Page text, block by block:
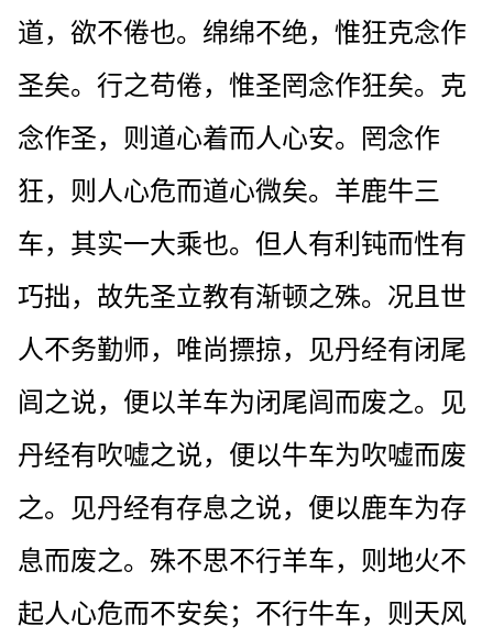
道，欲不倦也。绵绵不绝，惟狂克念作
圣矣。行之苟倦，惟圣罔念作狂矣。克
念作圣，则道心着而人心安。罔念作
狂，则人心危而道心微矣。羊鹿牛三
车，其实一大乘也。但人有利钝而性有
巧拙，故先圣立教有渐顿之殊。况且世
人不务勤师，唯尚摽掠，见丹经有闭尾
闾之说，便以羊车为闭尾闾而废之。见
丹经有吹嘘之说，便以牛车为吹嘘而废
之。见丹经有存息之说，便以鹿车为存
息而废之。殊不思不行羊车，则地火不
起人心危而不安矣；不行牛车，则天风